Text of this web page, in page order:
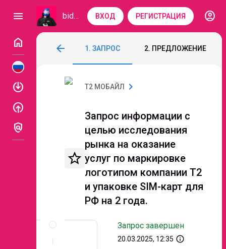
menu bidzaar ВХОД РЕГИСТРАЦИЯ
account_circle
home
enable
enable
policy
arrow_back
Запрос информации с целью
1. ЗАПРОС 2. ПРЕДЛОЖЕНИЕ
Т2 МОБАЙЛ chevron_right
star_border
Запрос информации с
целью исследования
рынка на оказание
услуг по маркировке
логотипом компании T2
и упаковке SIM-карт для
РФ на 2 года.
Запрос завершен
20.03.2025, 12:35 info_outline